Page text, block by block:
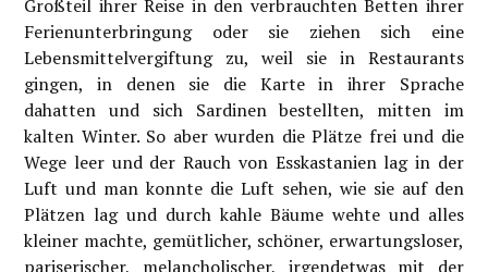
Großteil ihrer Reise in den verbrauchten Betten ihrer
Ferienunterbringung oder sie ziehen sich eine
Lebensmittelvergiftung zu, weil sie in Restaurants
gingen, in denen sie die Karte in ihrer Sprache
dahatten und sich Sardinen bestellten, mitten im
kalten Winter. So aber wurden die Plätze frei und die
Wege leer und der Rauch von Esskastanien lag in der
Luft und man konnte die Luft sehen, wie sie auf den
Plätzen lag und durch kahle Bäume wehte und alles
kleiner machte, gemütlicher, schöner, erwartungsloser,
pariserischer, melancholischer, irgendetwas mit der